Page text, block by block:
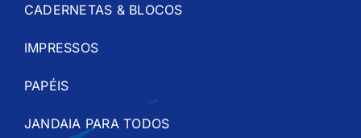
CADERNETAS & BLOCOS
IMPRESSOS
PAPÉIS
JANDAIA PARA TODOS